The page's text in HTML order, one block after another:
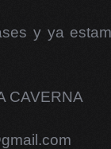
y ya
CAVERNA